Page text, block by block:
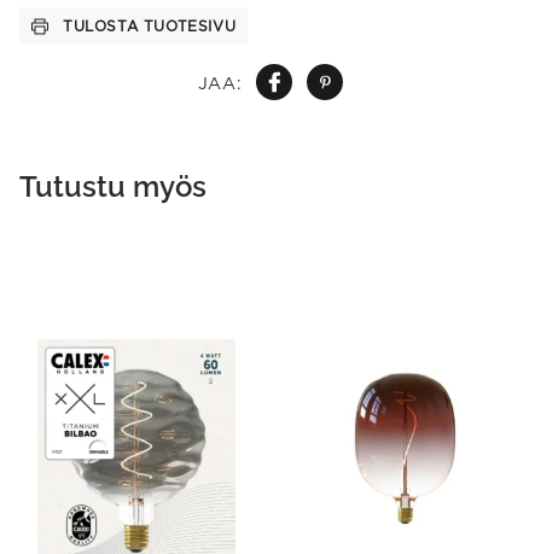
JAA:
TULOSTA TUOTESIVU
Tutustu myös